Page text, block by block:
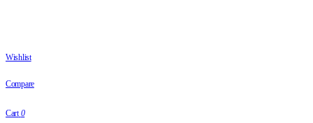
Wishlist
Compare
Cart 0